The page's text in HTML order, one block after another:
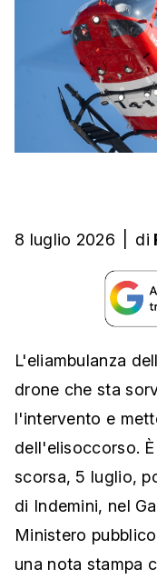
8 luglio 2026 di
L'eliambulanza
drone che sta
l'intervento e
dell'elisoccorso.
scorsa, 5 luglio,
di Indemini, nel
Ministero
una nota stampa